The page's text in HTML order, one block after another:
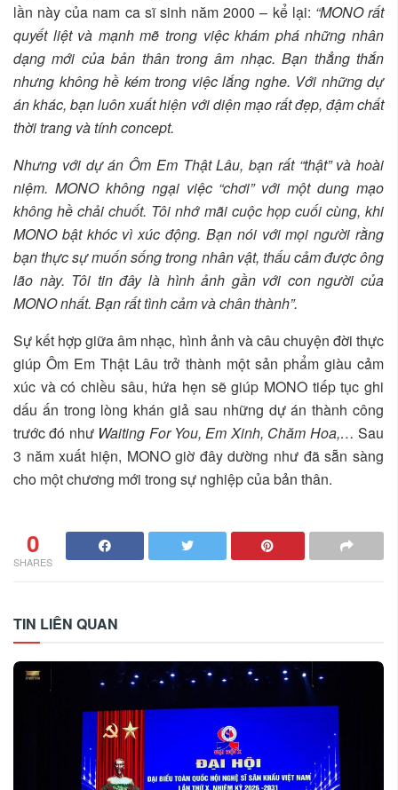
lần này của nam ca sĩ sinh năm 2000 – kể lại: “MONO rất
quyết liệt và mạnh mẽ trong việc khám phá những nhân
dạng mới của bản thân trong âm nhạc. Bạn thẳng thắn
nhưng không hề kém trong việc lắng nghe. Với những dự
án khác, bạn luôn xuất hiện với diện mạo rất đẹp, đậm chất
thời trang và tính concept.
Nhưng với dự án Ôm Em Thật Lâu, bạn rất “thật” và hoài
niệm. MONO không ngại việc “chơi” với một dung mạo
không hề chải chuốt. Tôi nhớ mãi cuộc họp cuối cùng, khi
MONO bật khóc vì xúc động. Bạn nói với mọi người rằng
bạn thực sự muốn sống trong nhân vật, thấu cảm được ông
lão này. Tôi tin đây là hình ảnh gần với con người của
MONO nhất. Bạn rất tình cảm và chân thành”.
Sự kết hợp giữa âm nhạc, hình ảnh và câu chuyện đời thực
giúp Ôm Em Thật Lâu trở thành một sản phẩm giàu cảm
xúc và có chiều sâu, hứa hẹn sẽ giúp MONO tiếp tục ghi
dấu ấn trong lòng khán giả sau những dự án thành công
trước đó như Waiting For You, Em Xinh, Chăm Hoa,…Sau
3 năm xuất hiện, MONO giờ đây dường như đã sẵn sàng
cho một chương mới trong sự nghiệp của bản thân.
0
SHARES
TIN LIÊN QUAN